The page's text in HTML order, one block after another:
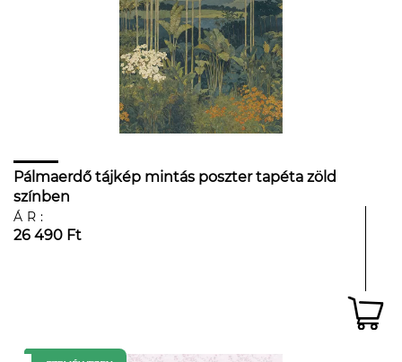
Pálmaerdő tájkép mintás poszter tapéta zöld
színben
ÁR:
26 490 Ft